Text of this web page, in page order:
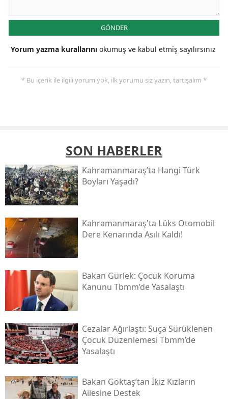
GÖNDER
Yorum yazma kurallarını okumuş ve kabul etmiş sayılırsınız
* Bu içerik ile ilgili yorum yok, ilk yorumu siz yazın, tartışalım *
SON HABERLER
Kahramanmaraş’ta Hangi Türk
Boyları Yaşadı?
Kahramanmaraş'ta Lüks Otomobil
Dere Kenarında Asılı Kaldı!
Bakan Gürlek: Çocuk Koruma
Kanunu Tbmm’de Yasalaştı
Cezalar Ağırlaştı: Suça Sürüklenen
Çocuk Düzenlemesi Tbmm’de
Yasalaştı
Bakan Göktaş’tan İkiz Kızların
Ailesine Destek